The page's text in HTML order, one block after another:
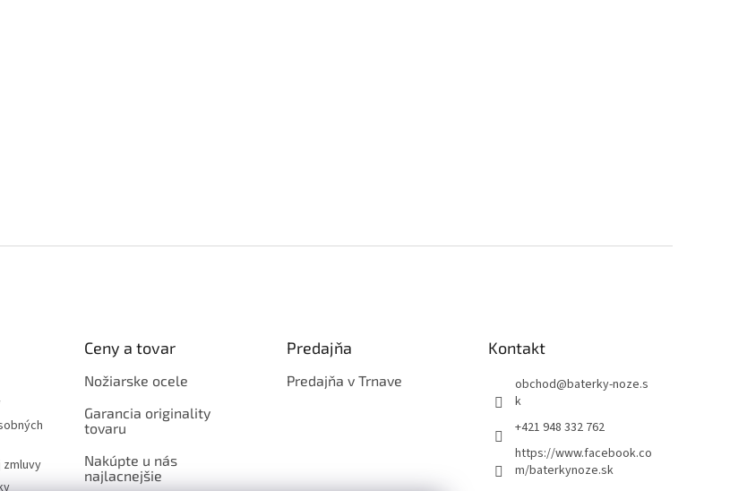
Ceny a tovar
Nožiarske ocele
Garancia originality
tovaru
Nakúpte u nás
najlacnejšie
Predajňa
Predajňa v Trnave
Kontakt
obchod@baterky-noze.s
k
+421 948 332 762
https://www.facebook.co
m/baterkynoze.sk